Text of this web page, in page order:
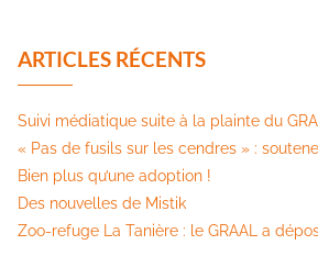
ARTICLES RÉCENTS
Suivi médiatique suite à la plainte du
« Pas de fusils sur les cendres » :
Bien plus qu’une adoption !
Des nouvelles de Mistik
Zoo-refuge La Tanière : le GRAAL a